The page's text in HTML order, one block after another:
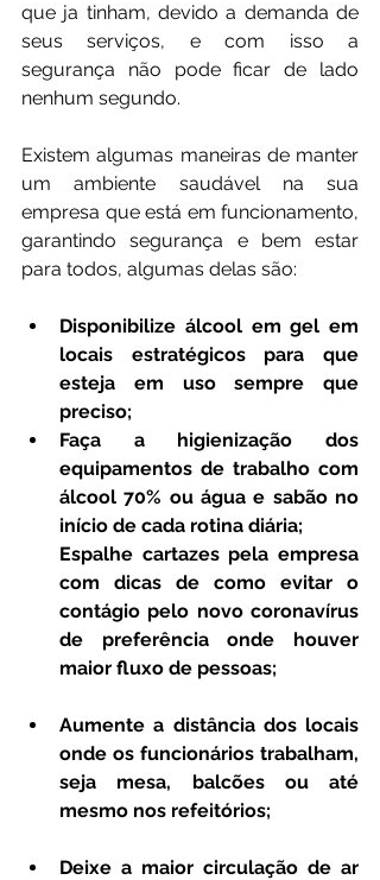
que ja tinham, devido a demanda de
seus serviços, e com isso a
segurança não pode ficar de lado
nenhum segundo.
Existem algumas maneiras de manter
um ambiente saudável na sua
empresa que está em funcionamento,
garantindo segurança e bem estar
para todos, algumas delas são:
Disponibilize álcool em gel em
locais estratégicos para que
esteja em uso sempre que
preciso;
Faça a higienização dos
equipamentos de trabalho com
álcool 70% ou água e sabão no
início de cada rotina diária;
Espalhe cartazes pela empresa
com dicas de como evitar o
contágio pelo novo coronavírus
de preferência onde houver
maior fluxo de pessoas;
Aumente a distância dos locais
onde os funcionários trabalham,
seja mesa, balcões ou até
mesmo nos refeitórios;
Deixe a maior circulação de ar